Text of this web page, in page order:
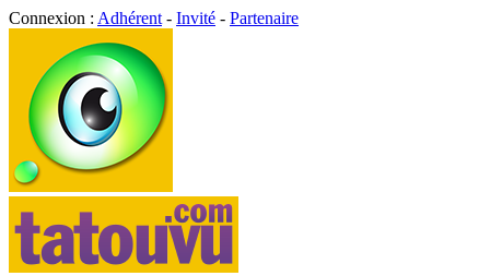
Connexion : Adhérent - Invité - Partenaire